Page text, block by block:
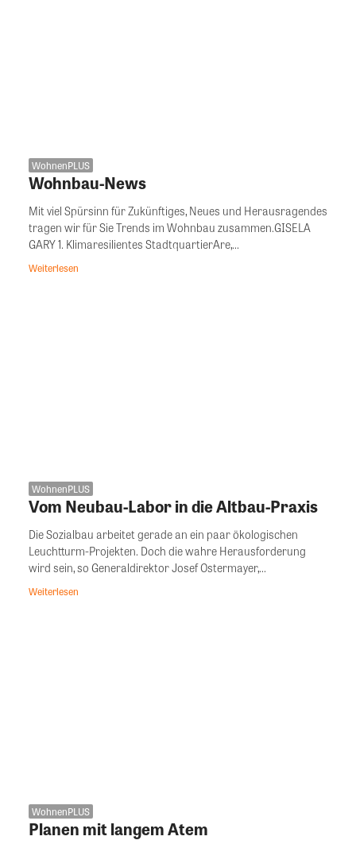
WohnenPLUS
Wohnbau-News
Mit viel Spürsinn für Zukünftiges, Neues und Herausragendes
tragen wir für Sie Trends im Wohnbau zusammen.GISELA
GARY 1. Klimaresilientes StadtquartierAre,...
Weiterlesen
WohnenPLUS
Vom Neubau-Labor in die Altbau-Praxis
Die Sozialbau arbeitet gerade an ein paar ökologischen
Leuchtturm-Projekten. Doch die wahre Herausforderung
wird sein, so Generaldirektor Josef Ostermayer,...
Weiterlesen
WohnenPLUS
Planen mit langem Atem